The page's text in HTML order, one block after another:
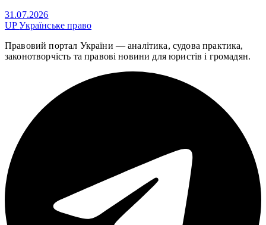
31.07.2026
UPУкраїнське право
Правовий портал України — аналітика, судова практика,
законотворчість та правові новини для юристів і громадян.